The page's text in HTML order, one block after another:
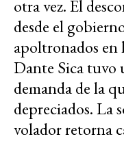
otra vez. El
desde el
apoltronados en
Dante Sica tuvo
demanda de la
depreciados. La
volador retorna